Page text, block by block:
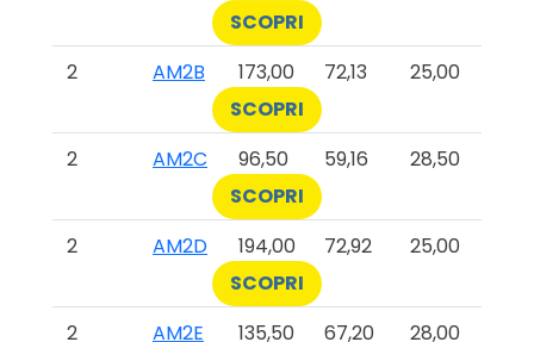
SCOPRI
2
AM2B 173,00 72,13
25,00
SCOPRI
2
AM2C 96,50 59,16
28,50
SCOPRI
2
AM2D 194,00 72,92
25,00
SCOPRI
2
AM2E 135,50 67,20
28,00